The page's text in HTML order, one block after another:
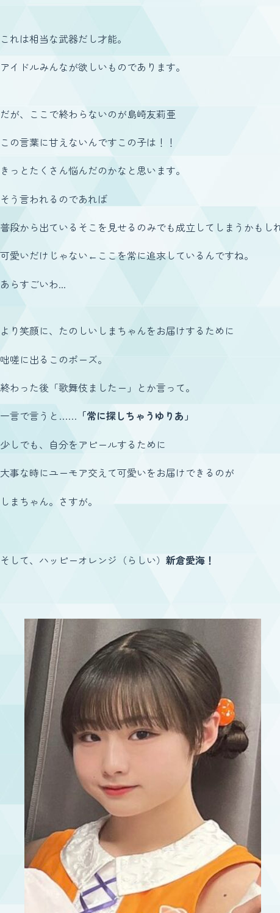
これは相当な武器だし才能。
アイドルみんなが欲しいものであります。
だが、ここで終わらないのが島崎友莉亜
この言葉に甘えないんですこの子は！！
きっとたくさん悩んだのかなと思います。
そう言われるのであれば
普段から出ているそこを見せるのみでも成立してしまうかもし
可愛いだけじゃない←ここを常に追求しているんですね。
あらすごいわ...
より笑顔に、たのしいしまちゃんをお届けするために
咄嗟に出るこのポーズ。
終わった後「歌舞伎ましたー」とか言って。
一言で言うと…… 「常に探しちゃうゆりあ」
少しでも、自分をアピールするために
大事な時にユーモア交えて可愛いをお届けできるのが
しまちゃん。さすが。
そして、ハッピーオレンジ（らしい） 新倉愛海！